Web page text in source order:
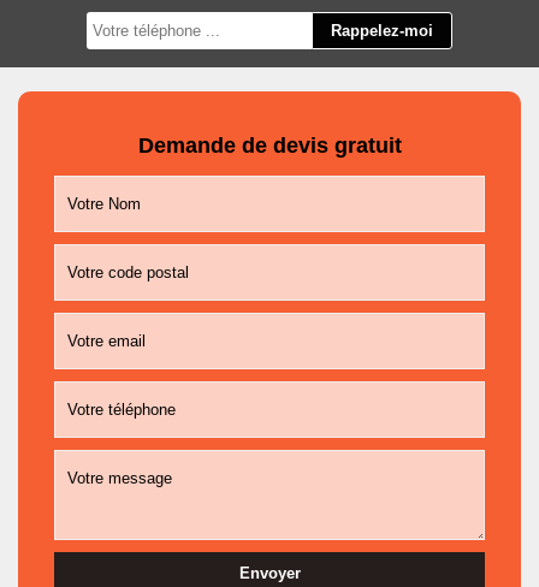
Demande de devis gratuit